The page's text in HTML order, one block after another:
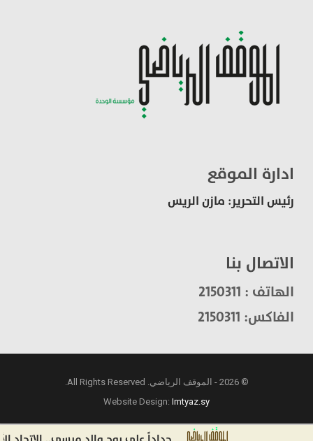
ادارة الموقع
رئيس التحرير: مازن الريس
الاتصال بنا
الهاتف : 2150311
الفاكس: 2150311
© 2026 - الموقف الرياضي. All Rights Reserved.
Website Design:Imtyaz.sy